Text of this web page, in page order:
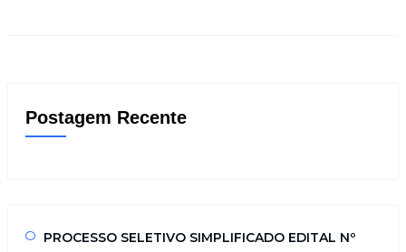
Postagem Recente
PROCESSO SELETIVO SIMPLIFICADO EDITAL Nº